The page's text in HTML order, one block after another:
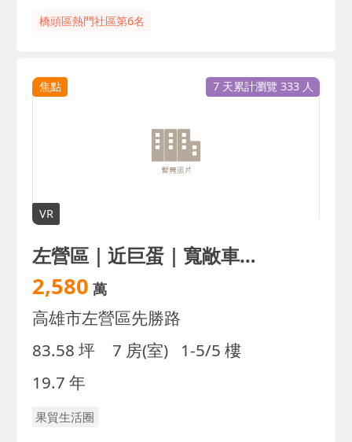
橋頭區熱門社區第6名
焦點
VR
7 天累計瀏覽 333 人
左營區｜近巨蛋｜寬敞車庫透店｜臨15米路｜稀少釋出
2,580 萬
高雄市左營區先勝路
83.58 坪
7 房(室)
1-5/5 樓
19.7 年
果貿生活圈